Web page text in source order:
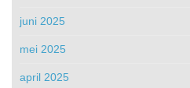
juni 2025
mei 2025
april 2025